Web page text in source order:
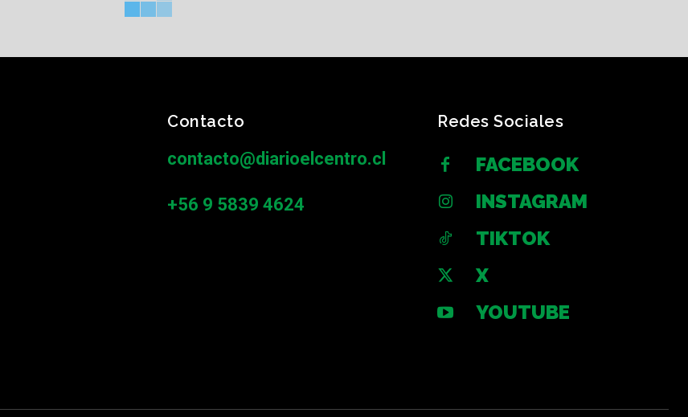
Contacto
contacto@diarioelcentro.cl
+56 9 5839 4624
Redes Sociales
FACEBOOK
INSTAGRAM
TIKTOK
X
YOUTUBE